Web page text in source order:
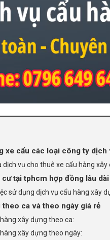
xe cẩu các loại công ty
vụ cho thuê xe cẩu hàng
cư tại tphcm hợp đồng lâu dài
sử dụng dịch vụ cẩu hàng xây
ca và theo ngày giá rẻ
xây dựng theo ca:
xây dựng theo ngày: